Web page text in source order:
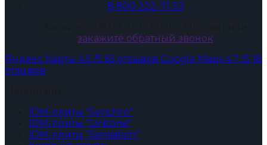
8 800 222-71-53
закажите обратный звонок
Яндекс Карты 4.5 /5 65 отзывов Google Maps 4.7 /5 18
отзывов
IDM-плиты "Synchro"
IDM-плиты "Unitone"
IDM-плиты "Sensation"